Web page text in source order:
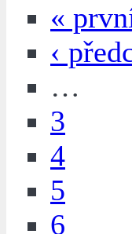
«
‹
…
3
4
5
6